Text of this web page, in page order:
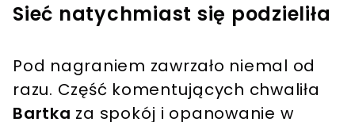
Sieć natychmiast się podzieliła
Pod nagraniem zawrzało niemal od
razu. Część komentujących chwaliła
Bartka za spokój i opanowanie w